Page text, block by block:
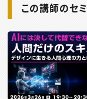
この講師のセ